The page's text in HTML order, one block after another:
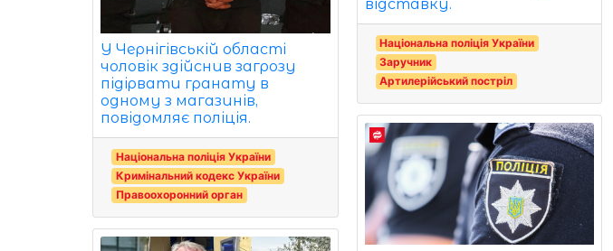
У Чернігівській області
чоловік здійснив загрозу
підірвати гранату в
одному з магазинів,
повідомляє поліція.
Національна поліція України
Кримінальний кодекс України
Правоохоронний орган
відставку.
Національна поліція України
Заручник
Артилерійський постріл